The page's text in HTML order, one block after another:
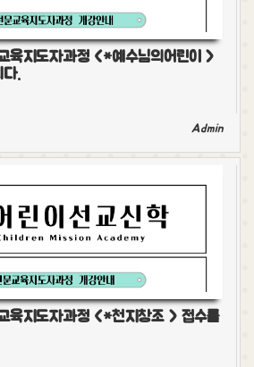
육지도자과정 <*예수님의어린이 >
다.
Admin
육지도자과정 <*천지창조 > 접수를